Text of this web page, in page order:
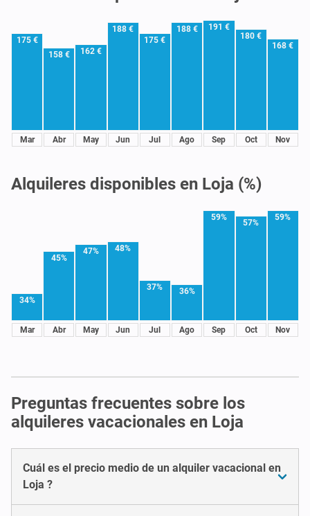
175 €
Mar
158 €
Abr
162 €
May
188 €
Jun
175 €
Jul
188 €
Ago
191 €
Sep
180 €
Oct
168 €
Nov
Alquileres disponibles en Loja (%)
34%
Mar
45%
Abr
47%
May
48%
Jun
37%
Jul
36%
Ago
59%
Sep
57%
Oct
59%
Nov
Preguntas frecuentes sobre los
alquileres vacacionales en Loja
Cuál es el precio medio de un alquiler vacacional en
Loja ?